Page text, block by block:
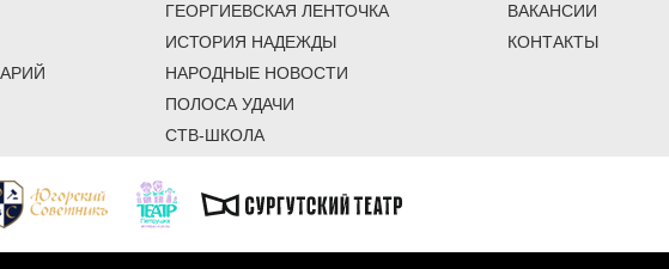
ГЕОРГИЕВСКАЯ ЛЕНТОЧКА
ИСТОРИЯ НАДЕЖДЫ
НАРОДНЫЕ НОВОСТИ
ПОЛОСА УДАЧИ
СТВ-ШКОЛА
ВАКАНСИИ
КОНТАКТЫ